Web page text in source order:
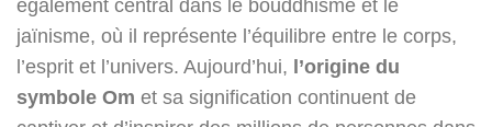
également central dans le bouddhisme et le
jaïnisme, où il représente l’équilibre entre le corps,
l’esprit et l’univers. Aujourd’hui, l’origine du
symbole Om et sa signification continuent de